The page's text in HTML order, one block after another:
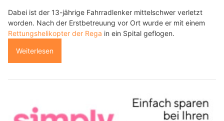
Dabei ist der 13-jährige Fahrradlenker mittelschwer verletzt
worden. Nach der Erstbetreuung vor Ort wurde er mit einem
Rettungshelikopter der Rega in ein Spital geflogen.
Weiterlesen